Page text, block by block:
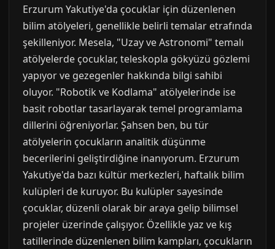
Erzurum Yakutiye'da çocuklar için düzenlenen
bilim atölyeleri, genellikle belirli temalar etrafında
şekilleniyor. Mesela, "Uzay ve Astronomi" temalı
atölyelerde çocuklar, teleskopla gökyüzü gözlemi
yapıyor ve gezegenler hakkında bilgi sahibi
oluyor. "Robotik ve Kodlama" atölyelerinde ise
basit robotlar tasarlayarak temel programlama
dillerini öğreniyorlar. Şahsen ben, bu tür
atölyelerin çocukların analitik düşünme
becerilerini geliştirdiğine inanıyorum. Erzurum
Yakutiye'da bazı kültür merkezleri, haftalık bilim
kulüpleri de kuruyor. Bu kulüpler sayesinde
çocuklar, düzenli olarak bir araya gelip bilimsel
projeler üzerinde çalışıyor. Özellikle yaz ve kış
tatillerinde düzenlenen bilim kampları, çocukların